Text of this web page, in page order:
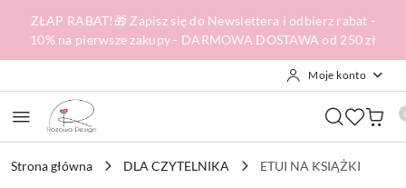
Przejdź do treści głównej
Przejdź do wyszukiwarki
Przejdź do moje konto
Przejdź do menu głównego
Przejdź do opisu produktu
Przejdź do stopki
ZŁAP RABAT!🎁 Zapisz się do Newslettera i odbierz rabat -
10% na pierwsze zakupy - DARMOWA DOSTAWA od 250 zł
Moje konto
Strona główna DLA CZYTELNIKA ETUI NA KSIĄŻKI